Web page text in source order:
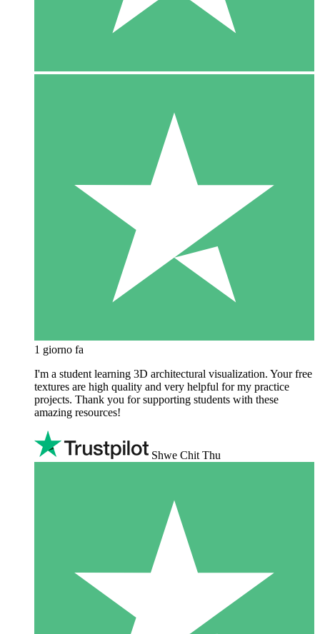
1 giorno fa
I'm a student learning 3D architectural visualization. Your free
textures are high quality and very helpful for my practice
projects. Thank you for supporting students with these
amazing resources!
Shwe Chit Thu